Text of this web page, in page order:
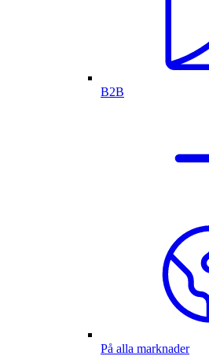
B2B
På alla marknader